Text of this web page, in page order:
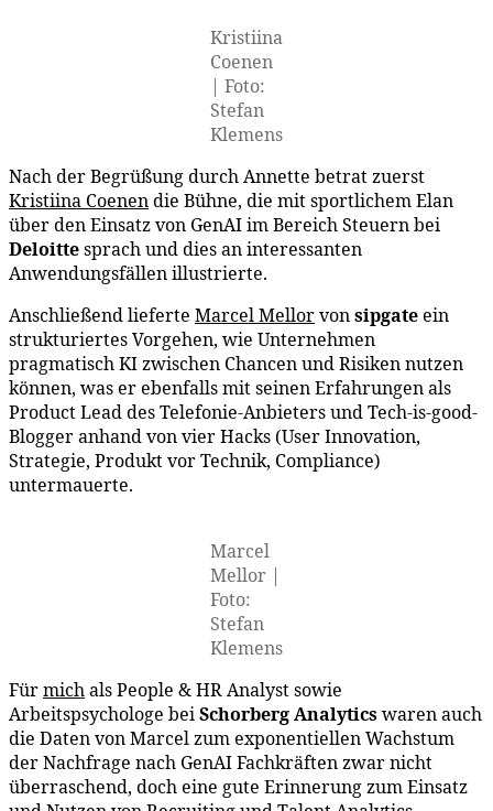
Kristiina
Coenen
| Foto:
Stefan
Klemens
Nach der Begrüßung durch Annette betrat zuerst
Kristiina Coenendie Bühne, die mit sportlichem Elan
über den Einsatz von GenAI im Bereich Steuern bei
Deloittesprach und dies an interessanten
Anwendungsfällen illustrierte.
Anschließend lieferte Marcel Mellorvonsipgateein
strukturiertes Vorgehen, wie Unternehmen
pragmatisch KI zwischen Chancen und Risiken nutzen
können, was er ebenfalls mit seinen Erfahrungen als
Product Lead des Telefonie-Anbieters und Tech-is-good-
Blogger anhand von vier Hacks (User Innovation,
Strategie, Produkt vor Technik, Compliance)
untermauerte.
Marcel
Mellor |
Foto:
Stefan
Klemens
Fürmichals People & HR Analyst sowie
Arbeitspsychologe beiSchorberg Analyticswaren auch
die Daten von Marcel zum exponentiellen Wachstum
der Nachfrage nach GenAI Fachkräften zwar nicht
überraschend, doch eine gute Erinnerung zum Einsatz